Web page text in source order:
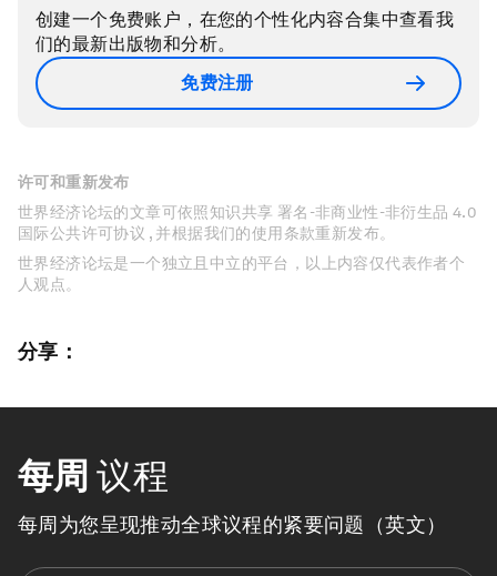
创建一个免费账户，在您的个性化内容合集中查看我
们的最新出版物和分析。
免费注册
许可和重新发布
世界经济论坛的文章可依照知识共享 署名-非商业性-非衍生品 4.0
国际公共许可协议 , 并根据我们的使用条款重新发布。
世界经济论坛是一个独立且中立的平台，以上内容仅代表作者个
人观点。
分享：
每周 议程
每周为您呈现推动全球议程的紧要问题（英文）